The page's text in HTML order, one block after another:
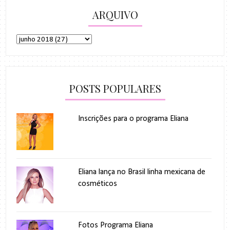
ARQUIVO
POSTS POPULARES
Inscrições para o programa Eliana
Eliana lança no Brasil linha mexicana de
cosméticos
Fotos Programa Eliana